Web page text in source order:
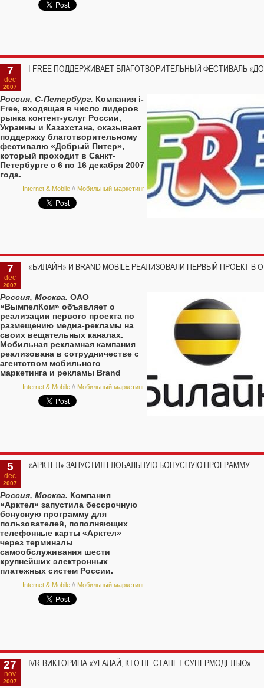
7
dec
2007
I-FREE ПОДДЕРЖИВАЕТ БЛАГОТВОРИТЕЛЬНЫЙ ФЕСТИВАЛЬ
Россия, С-Петербург. Компания i-
Free, входящая в число лидеров
рынка контент-услуг России,
Украины и Казахстана, оказывает
поддержку благотворительному
фестивалю «Добрый Питер»,
который проходит в Санкт-
Петербурге с 6 по 16 декабря 2007
года.
Internet & Mobile // Мобильный маркетинг
7
dec
2007
«БИЛАЙН» И BRAND MOBILE РЕАЛИЗОВАЛИ ПЕРВЫЙ ПРОЕКТ
Россия, Москва. ОАО
«ВымпелКом» объявляет о
реализации первого проекта по
размещению медиа-рекламы на
своих вещательных каналах.
Мобильная рекламная кампания
реализована в сотрудничестве с
агентством мобильного
маркетинга и рекламы Brand
Mobile для брендов Fanta и Burn
компании Coca-Cola.
Internet & Mobile // Мобильный маркетинг
5
dec
2007
«АРКТЕЛ» ЗАПУСТИЛ ГЛОБАЛЬНУЮ БОНУСНУЮ ПРОГРАММУ
Россия, Москва. Компания
«Арктел» запустила бессрочную
бонусную программу для
пользователей, пополняющих
телефонные карты «Арктел»
через терминалы
самообслуживания шести
крупнейших электронных
платежных систем России.
Internet & Mobile // Мобильный маркетинг
27
nov
2007
IVR-ВИКТОРИНА «УГАДАЙ, КТО НЕ СТАНЕТ СУПЕРМОДЕЛЬЮ»